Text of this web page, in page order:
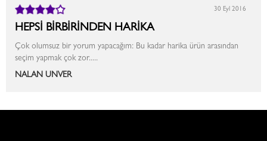
HEPSİ BİRBİRİNDEN HARİKA
Çok olumsuz bir yorum yapacağım: Bu kadar harika ürün arasından
seçim yapmak çok zor.....
NALAN UNVER
30 Eyl 2016